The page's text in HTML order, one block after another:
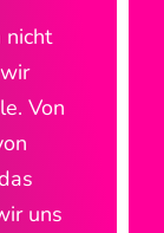
nicht
Von
uns